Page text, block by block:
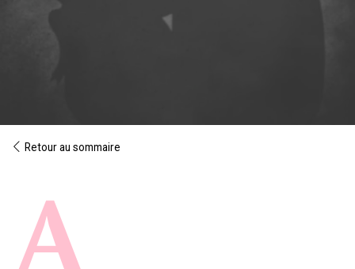
Retour au sommaire